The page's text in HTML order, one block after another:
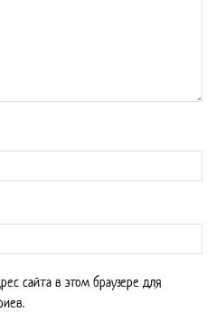
сайта в этом браузере для